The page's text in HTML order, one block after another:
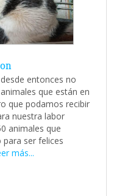
entonces no
que están en
que podamos recibir
nuestra labor
animales que
ser felices
más...